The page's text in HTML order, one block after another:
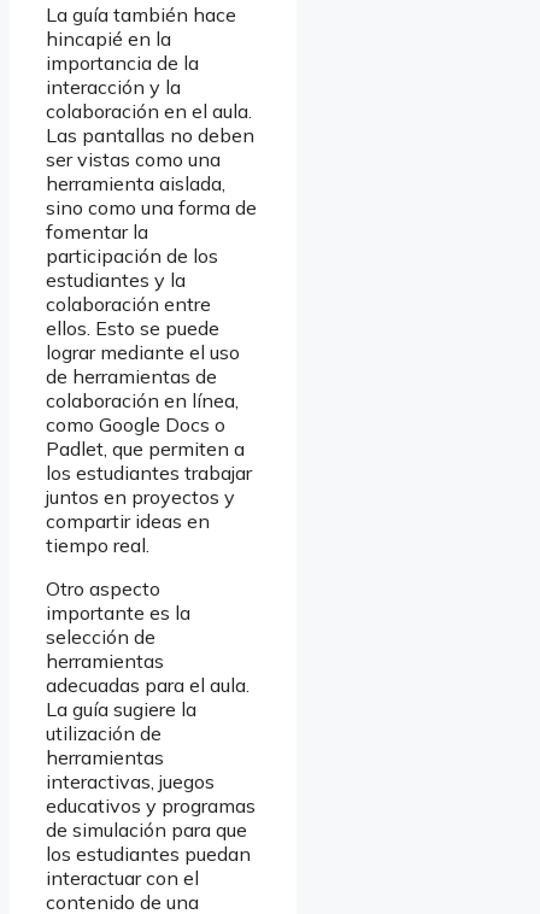
La guía también hace
hincapié en la
importancia de la
interacción y la
colaboración en el aula.
Las pantallas no deben
ser vistas como una
herramienta aislada,
sino como una forma de
fomentar la
participación de los
estudiantes y la
colaboración entre
ellos. Esto se puede
lograr mediante el uso
de herramientas de
colaboración en línea,
como Google Docs o
Padlet, que permiten a
los estudiantes trabajar
juntos en proyectos y
compartir ideas en
tiempo real.
Otro aspecto
importante es la
selección de
herramientas
adecuadas para el aula.
La guía sugiere la
utilización de
herramientas
interactivas, juegos
educativos y programas
de simulación para que
los estudiantes puedan
interactuar con el
contenido de una